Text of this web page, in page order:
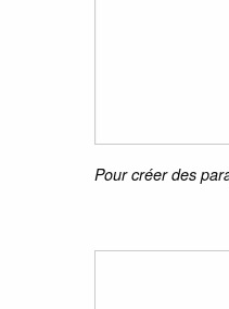
Pour créer des